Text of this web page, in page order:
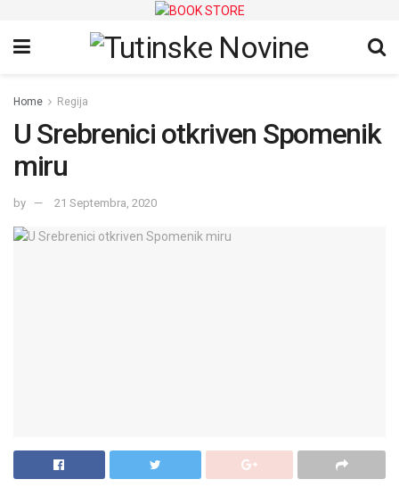
Home Regija
U Srebrenici otkriven Spomenik
miru
by 21 Septembra, 2020